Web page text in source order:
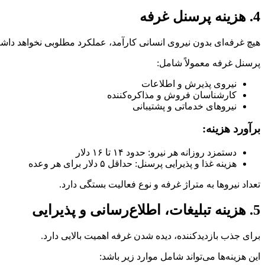
4. هزینه پرسنل غرفه
هیچ غرفه‌ای بدون نیروی انسانی کارآمد، عملکرد مطلوبی نخواهد
پرسنل غرفه معمولاً شامل:
نیروی پذیرش و اطلاعات
کارشناسان فروش و مذاکره‌کننده
نیروهای خدماتی و پشتیبانی
برآورد هزینه:
دستمزد روزانه هر نیرو: حدود ۱۴ تا ۱۶ دلار
هزینه غذا و پذیرایی پرسنل: حداقل ۵ دلار برای هر وعده
تعداد نیروها به متراژ غرفه و نوع فعالیت بستگی دارد.
5. هزینه تبلیغات، اطلاع‌رسانی و پذیرایی
برای جذب بازدیدکننده، دیده شدن غرفه اهمیت بالایی دارد.
این هزینه‌ها می‌تواند شامل موارد زیر باشد: